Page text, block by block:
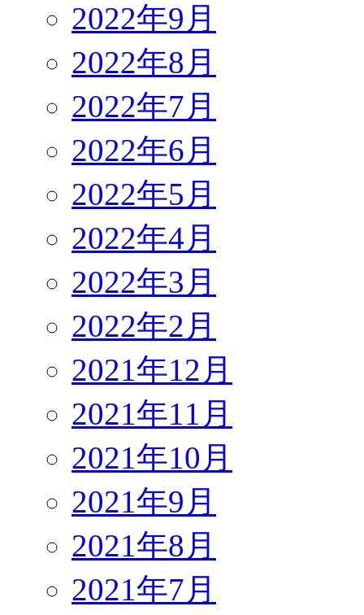
2022年9月
2022年8月
2022年7月
2022年6月
2022年5月
2022年4月
2022年3月
2022年2月
2021年12月
2021年11月
2021年10月
2021年9月
2021年8月
2021年7月